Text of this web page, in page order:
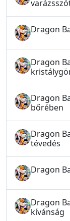
Dragon
Dragon
Dragon
bőrében
Dragon
tévedés
Dragon
Dragon
kívánság